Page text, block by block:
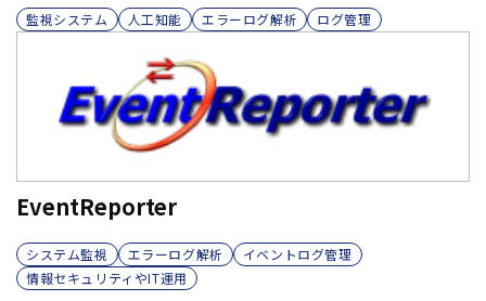
監視システム 人工知能 エラーログ解析 ログ管理
EventReporter
システム監視 エラーログ解析
イベントログ管理
情報セキュリティやIT運用